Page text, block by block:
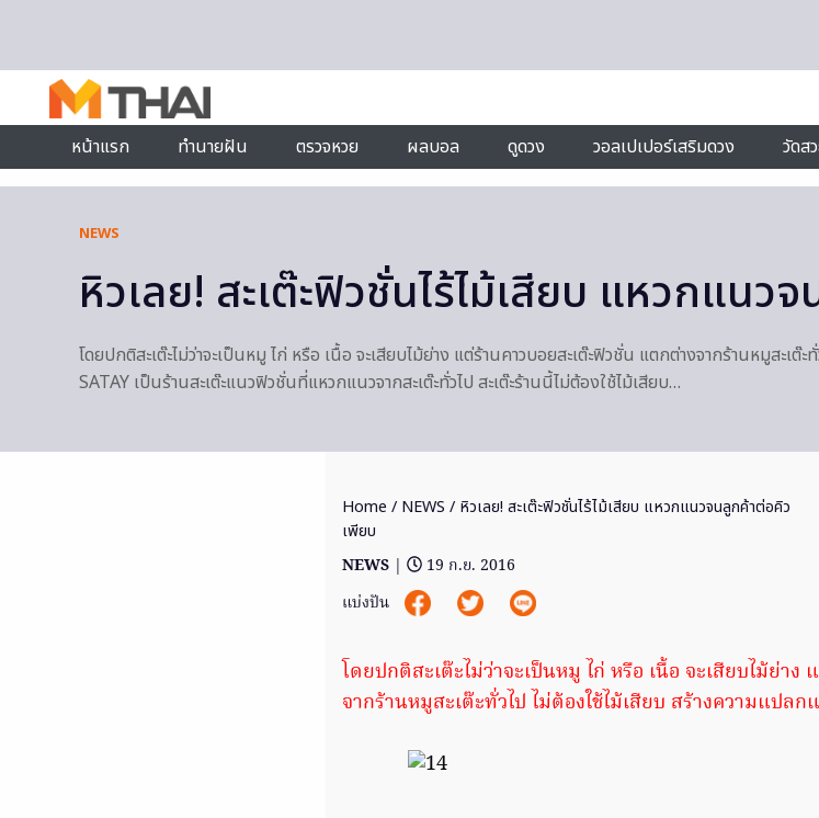
หน้าแรก
ทำนายฝัน ตรวจหวย ผลบอล ดูดวง วอลเปเปอร์เสริมดวง วัดส
NEWS
หิวเลย! สะเต๊ะฟิวชั่นไร้ไม้เสียบ แหวกแนว
โดยปกติสะเต๊ะไม่ว่าจะเป็นหมู ไก่ หรือ เนื้อ จะเสียบไม้ย่าง แต่ร้านคาวบอยสะเต๊ะฟิวชั่น แตกต่างจากร้านหมูสะเ
SATAY เป็นร้านสะเต๊ะแนวฟิวชั่นที่แหวกแนวจากสะเต๊ะทั่วไป สะเต๊ะร้านนี้ไม่ต้องใช้ไม้เสียบ…
Home / NEWS / หิวเลย! สะเต๊ะฟิวชั่นไร้ไม้เสียบ แหวกแนวจนลูกค้าต่อคิว
เพียบ
NEWS |
19 ก.ย. 2016
แบ่งปัน
โดยปกติสะเต๊ะไม่ว่าจะเป็นหมู ไก่ หรือ เนื้อ จะเสียบไม้ย่า
จากร้านหมูสะเต๊ะทั่วไป ไม่ต้องใช้ไม้เสียบ สร้างความแปล